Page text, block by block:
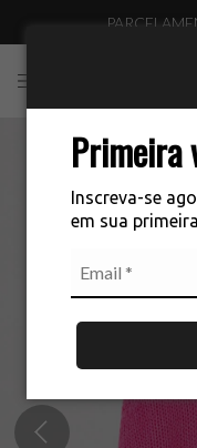
Primeira
Inscreva-se
em sua
PARCELAMENTO EM